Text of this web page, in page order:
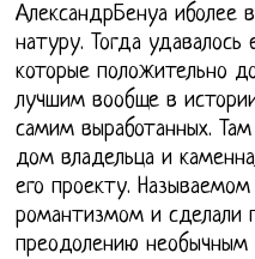
АлександрБенуа иболее
натуру. Тогда
которые положительно
лучшим вообще в
самим выработанных.
дом владельца и
его проекту.
романтизмом и сделали
преодолению